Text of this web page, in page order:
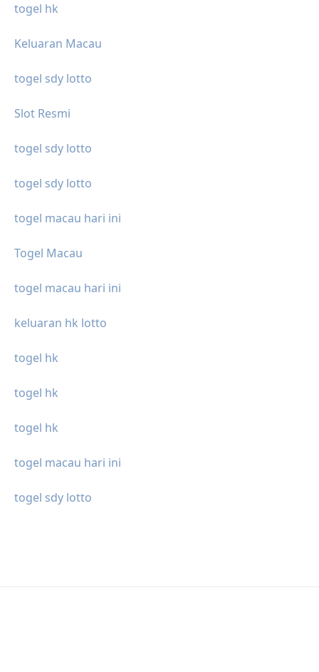
togel hk
Keluaran Macau
togel sdy lotto
Slot Resmi
togel sdy lotto
togel sdy lotto
togel macau hari ini
Togel Macau
togel macau hari ini
keluaran hk lotto
togel hk
togel hk
togel hk
togel macau hari ini
togel sdy lotto